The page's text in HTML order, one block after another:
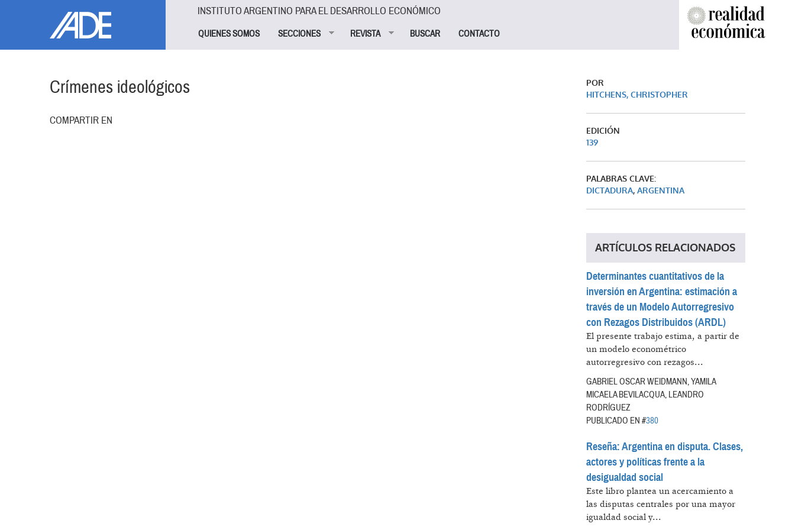
INSTITUTO ARGENTINO PARA EL DESARROLLO ECONÓMICO
QUIENES SOMOS SECCIONES REVISTA BUSCAR CONTACTO
Crímenes ideológicos
COMPARTIR EN
POR
HITCHENS, CHRISTOPHER
EDICIÓN
139
PALABRAS CLAVE:
DICTADURA, ARGENTINA
ARTÍCULOS RELACIONADOS
Determinantes cuantitativos de la
inversión en Argentina: estimación a
través de un Modelo Autorregresivo
con Rezagos Distribuidos (ARDL)
El presente trabajo estima, a partir de
un modelo econométrico
autorregresivo con rezagos...
GABRIEL OSCAR WEIDMANN, YAMILA
MICAELA BEVILACQUA, LEANDRO
RODRÍGUEZ
PUBLICADO EN #380
Reseña: Argentina en disputa. Clases,
actores y políticas frente a la
desigualdad social
Este libro plantea un acercamiento a
las disputas centrales por una mayor
igualdad social y...